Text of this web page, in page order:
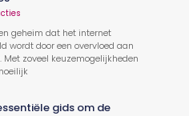
geheim dat het internet
wordt door een overvloed aan
Met zoveel keuzemogelijkheden
gids om de